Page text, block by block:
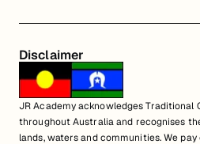
Disclaimer
JR Academy acknowledges Traditional
throughout Australia and recognises
lands, waters and communities. We